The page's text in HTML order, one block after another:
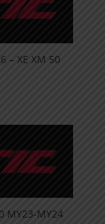
– XE XM 50
MY23-MY24